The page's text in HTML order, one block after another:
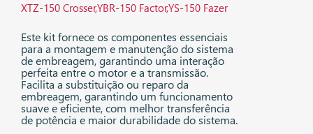
XTZ-150 CrosserYBR-150 FactorYS-150 Fazer
Este kit fornece os componentes essenciais
para a montagem e manutenção do sistema
de embreagem, garantindo uma interação
perfeita entre o motor e a transmissão.
Facilita a substituição ou reparo da
embreagem, garantindo um funcionamento
suave e eficiente, com melhor transferência
de potência e maior durabilidade do sistema.